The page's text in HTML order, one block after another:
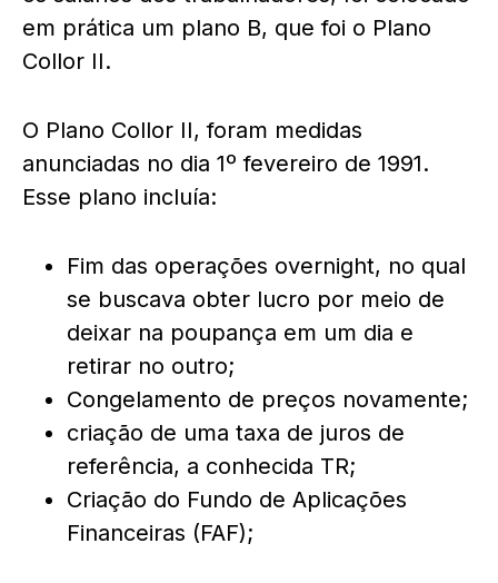
em prática um plano B, que foi o Plano
Collor II.
O Plano Collor II, foram medidas
anunciadas no dia 1º fevereiro de 1991.
Esse plano incluía:
Fim das operações overnight, no qual
se buscava obter lucro por meio de
deixar na poupança em um dia e
retirar no outro;
Congelamento de preços novamente;
criação de uma taxa de juros de
referência, a conhecida TR;
Criação do Fundo de Aplicações
Financeiras (FAF);